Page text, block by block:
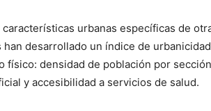
urbanas específicas de
han desarrollado un índice de
físico: densidad de población por
y accesibilidad a servicios de salud.